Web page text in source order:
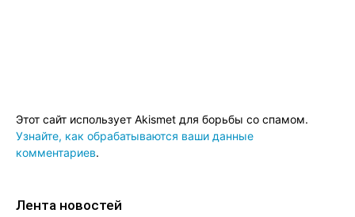
Этот сайт использует Akismet для борьбы со спамом.
Узнайте, как обрабатываются ваши данные
комментариев.
Лента новостей